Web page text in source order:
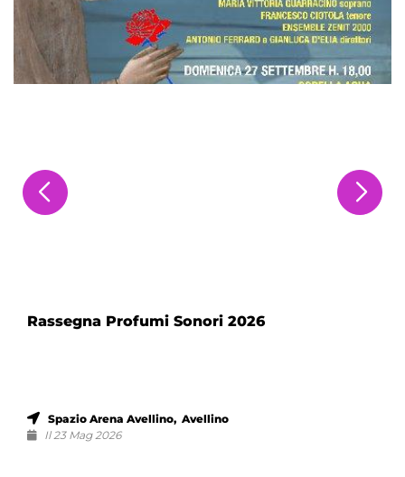
Rassegna Profumi Sonori 2026
Spazio Arena Avellino, Avellino
Il 23 Mag 2026